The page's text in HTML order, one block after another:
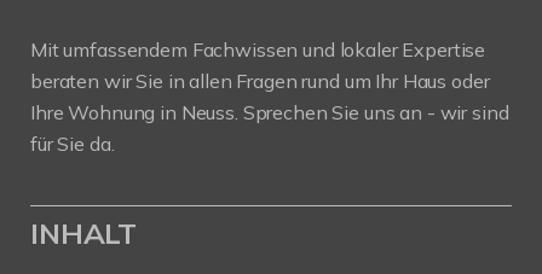
Mit umfassendem Fachwissen und lokaler Expertise
beraten wir Sie in allen Fragen rund um Ihr Haus oder
Ihre Wohnung in Neuss. Sprechen Sie uns an - wir sind
für Sie da.
INHALT